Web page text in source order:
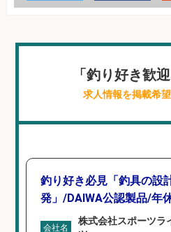
「釣り好き歓
求人情報を掲載希
釣り好き必見「釣具の設
発」/DAIWA公認製品/年
会社名
株式会社スポーツラ